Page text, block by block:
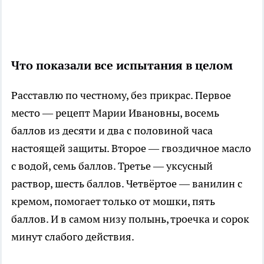
Что показали все испытания в целом
Расставлю по честному, без прикрас. Первое
место — рецепт Марии Ивановны, восемь
баллов из десяти и два с половиной часа
настоящей защиты. Второе — гвоздичное масло
с водой, семь баллов. Третье — уксусный
раствор, шесть баллов. Четвёртое — ванилин с
кремом, помогает только от мошки, пять
баллов. И в самом низу полынь, троечка и сорок
минут слабого действия.